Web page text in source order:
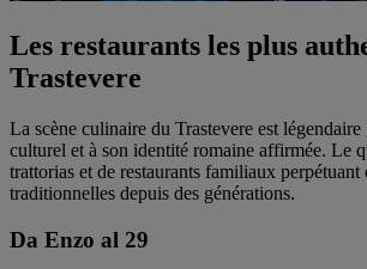
Les restaurants les plus
Trastevere
La scène culinaire du Trastevere est légendaire
culturel et à son identité romaine affirmée. Le
trattorias et de restaurants familiaux perpétuant
traditionnelles depuis des générations.
Da Enzo al 29